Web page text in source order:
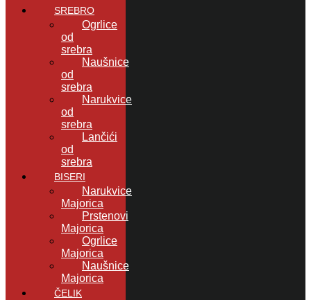
SREBRO
Ogrlice
od
srebra
Naušnice
od
srebra
Narukvice
od
srebra
Lančići
od
srebra
BISERI
Narukvice
Majorica
Prstenovi
Majorica
Ogrlice
Majorica
Naušnice
Majorica
ČELIK